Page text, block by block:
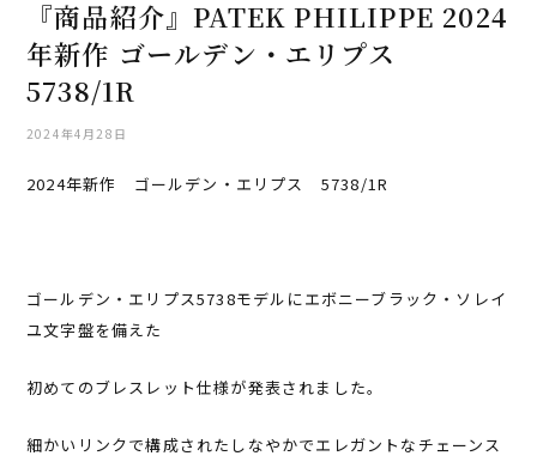
『商品紹介』PATEK PHILIPPE 2024
年新作 ゴールデン・エリプス
5738/1R
2024年4月28日
2024年新作 ゴールデン・エリプス 5738/1R
ゴールデン・エリプス5738モデルにエボニーブラック・ソレイ
ユ文字盤を備えた
初めてのブレスレット仕様が発表されました。
細かいリンクで構成されたしなやかでエレガントなチェーンス